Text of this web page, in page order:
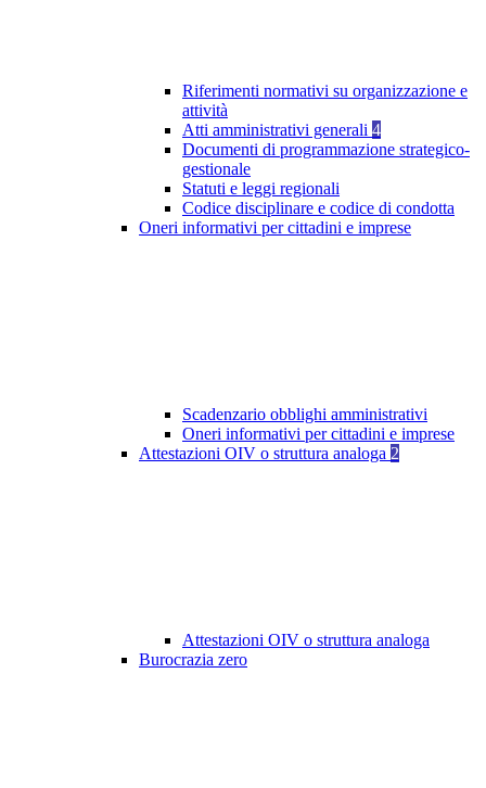
Riferimenti normativi su organizzazione e
attività
Atti amministrativi generali 4
Documenti di programmazione strategico-
gestionale
Statuti e leggi regionali
Codice disciplinare e codice di condotta
Oneri informativi per cittadini e imprese
Scadenzario obblighi amministrativi
Oneri informativi per cittadini e imprese
Attestazioni OIV o struttura analoga 2
Attestazioni OIV o struttura analoga
Burocrazia zero